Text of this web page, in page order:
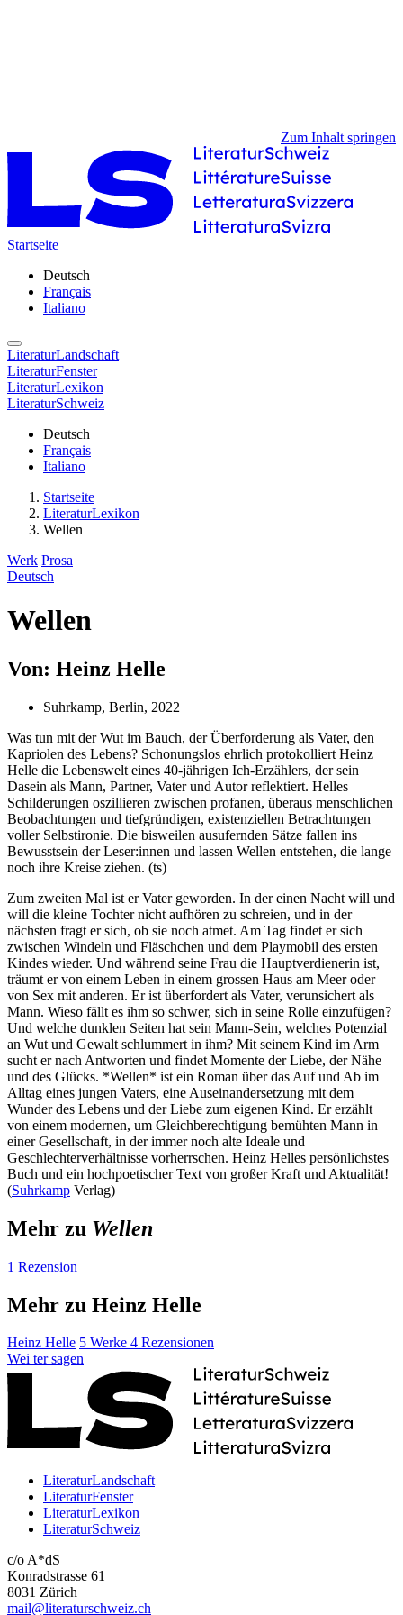
Zum Inhalt springen
Startseite
Deutsch
Français
Italiano
LiteraturLandschaft
LiteraturFenster
LiteraturLexikon
LiteraturSchweiz
Deutsch
Français
Italiano
Startseite
LiteraturLexikon
Wellen
Werk Prosa
Deutsch
Wellen
Von: Heinz Helle
Suhrkamp, Berlin, 2022
Was tun mit der Wut im Bauch, der Überforderung als Vater, den
Kapriolen des Lebens? Schonungslos ehrlich protokolliert Heinz
Helle die Lebenswelt eines 40-jährigen Ich-Erzählers, der sein
Dasein als Mann, Partner, Vater und Autor reflektiert. Helles
Schilderungen oszillieren zwischen profanen, überaus menschlichen
Beobachtungen und tiefgründigen, existenziellen Betrachtungen
voller Selbstironie. Die bisweilen ausufernden Sätze fallen ins
Bewusstsein der Leser:innen und lassen Wellen entstehen, die lange
noch ihre Kreise ziehen. (ts)
Zum zweiten Mal ist er Vater geworden. In der einen Nacht will und
will die kleine Tochter nicht aufhören zu schreien, und in der
nächsten fragt er sich, ob sie noch atmet. Am Tag findet er sich
zwischen Windeln und Fläschchen und dem Playmobil des ersten
Kindes wieder. Und während seine Frau die Hauptverdienerin ist,
träumt er von einem Leben in einem grossen Haus am Meer oder
von Sex mit anderen. Er ist überfordert als Vater, verunsichert als
Mann. Wieso fällt es ihm so schwer, sich in seine Rolle einzufügen?
Und welche dunklen Seiten hat sein Mann-Sein, welches Potenzial
an Wut und Gewalt schlummert in ihm? Mit seinem Kind im Arm
sucht er nach Antworten und findet Momente der Liebe, der Nähe
und des Glücks. *Wellen* ist ein Roman über das Auf und Ab im
Alltag eines jungen Vaters, eine Auseinandersetzung mit dem
Wunder des Lebens und der Liebe zum eigenen Kind. Er erzählt
von einem modernen, um Gleichberechtigung bemühten Mann in
einer Gesellschaft, in der immer noch alte Ideale und
Geschlechterverhältnisse vorherrschen. Heinz Helles persönlichstes
Buch und ein hochpoetischer Text von großer Kraft und Aktualität!
(Suhrkamp Verlag)
Mehr zu Wellen
1 Rezension
Mehr zu Heinz Helle
Heinz Helle 5 Werke 4 Rezensionen
Wei ter sagen
LiteraturLandschaft
LiteraturFenster
LiteraturLexikon
LiteraturSchweiz
c/o A*dS
Konradstrasse 61
8031 Zürich
mail@literaturschweiz.ch